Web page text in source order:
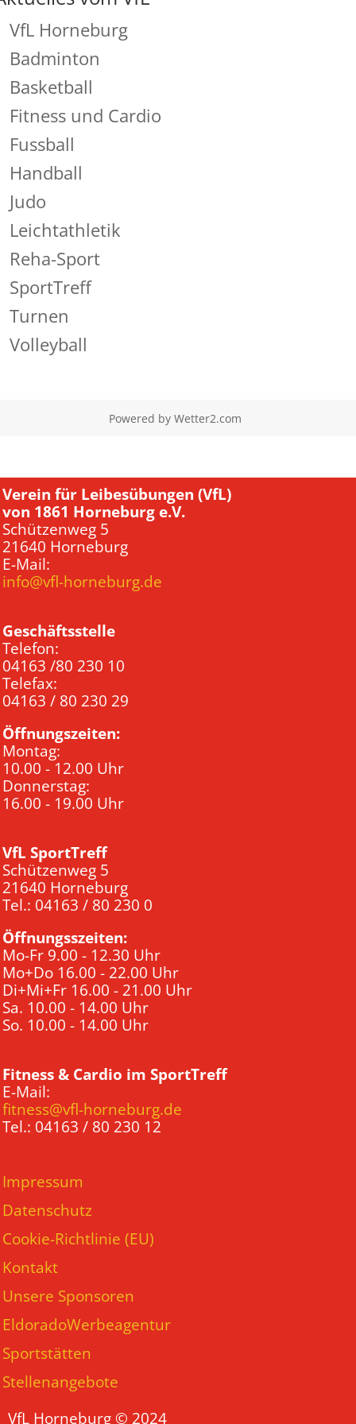
VfL Horneburg
Badminton
Basketball
Fitness und Cardio
Fussball
Handball
Judo
Leichtathletik
Reha-Sport
SportTreff
Turnen
Volleyball
Powered by Wetter2.com
Verein für Leibesübungen (VfL)
von 1861 Horneburg e.V.
Schützenweg 5
21640 Horneburg
E-Mail:
info@vfl-horneburg.de
Geschäftsstelle
Telefon:
04163 /80 230 10
Telefax:
04163 / 80 230 29
Öffnungszeiten:
Montag:
10.00 - 12.00 Uhr
Donnerstag:
16.00 - 19.00 Uhr
VfL SportTreff
Schützenweg 5
21640 Horneburg
Tel.: 04163 / 80 230 0
Öffnungsszeiten:
Mo-Fr 9.00 - 12.30 Uhr
Mo+Do 16.00 - 22.00 Uhr
Di+Mi+Fr 16.00 - 21.00 Uhr
Sa. 10.00 - 14.00 Uhr
So. 10.00 - 14.00 Uhr
Fitness & Cardio im SportTreff
E-Mail:
fitness@vfl-horneburg.de
Tel.: 04163 / 80 230 12
Impressum
Datenschutz
Cookie-Richtlinie (EU)
Kontakt
Unsere Sponsoren
EldoradoWerbeagentur
Sportstätten
Stellenangebote
VfL Horneburg © 2024